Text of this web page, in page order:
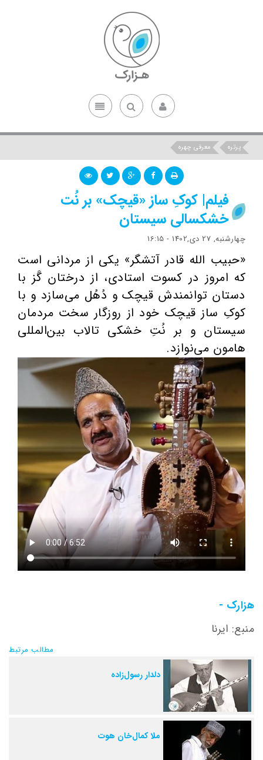
پرتره معرفی چهره
فیلم| کوکِ ساز «قیچک» بر نُت
خشکسالی سیستان
چهارشنبه, 27 دی,1402 - 16:15
«حبیب الله قادر آتشگر» یکی از مردانی است
که امروز در کسوت استادی، از درختان گَز با
دستان توانمندش قیچک و دُهُل می‌سازد و با
کوکِ ساز قیچک خود از روزگار سخت مردمان
سیستان و بر نُتِ خشکی تالاب بین‌المللی
هامون می‌نوازد.
هزارک -
منبع: ایرنا
مطالب مرتبط
دلدار رسول‌زاده
ملا کمال‌خان هوت